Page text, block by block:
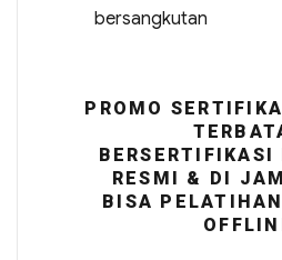
bersangkutan
PROMO
BERSERTIFIKASI
RESMI & DI
BISA